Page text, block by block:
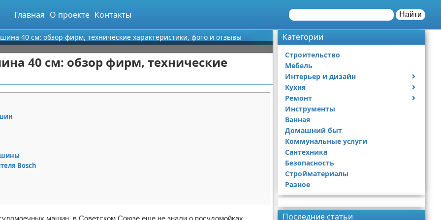
Главная О проекте Контакты Найти
40 см: обзор фирм, технические характеристики, фото и отзывы
40 см: обзор фирм, технические
Bosch
машин, в Советском Союзе еще не знали о посудомойках,
Категории
Строительство
Мебель
Интерьер и дизайн
Дизайн дачи
Дизайн квартиры
Кухня
Посуда
Ремонт
Ремонт дачи
Ремонт квартиры
Инструменты
Ванная
Домашний быт
Коммунальные услуги
Сантехника
Безопасность
Стройматериалы
Разное
Последние статьи